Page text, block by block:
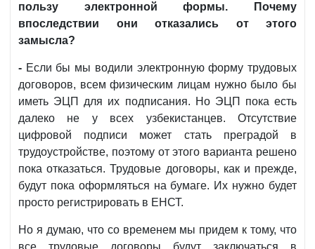
пользу электронной формы. Почему
впоследствии они отказались от этого
замысла?
- Если бы мы водили электронную форму трудовых
договоров, всем физическим лицам нужно было бы
иметь ЭЦП для их подписания. Но ЭЦП пока есть
далеко не у всех узбекистанцев. Отсутствие
цифровой подписи может стать преградой в
трудоустройстве, поэтому от этого варианта решено
пока отказаться. Трудовые договоры, как и прежде,
будут пока оформляться на бумаге. Их нужно будет
просто регистрировать в ЕНСТ.
Но я думаю, что со временем мы придем к тому, что